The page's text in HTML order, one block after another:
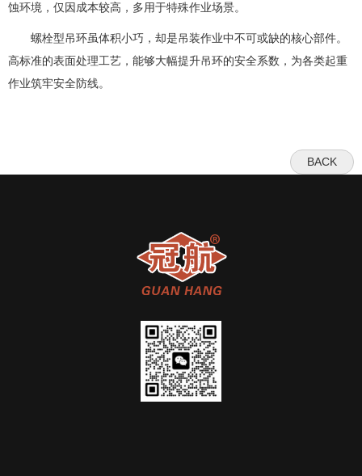
蚀环境，仅因成本较高，多用于特殊作业场景。
螺栓型吊环虽体积小巧，却是吊装作业中不可或缺的核心部件。
高标准的表面处理工艺，能够大幅提升吊环的安全系数，为各类起重
作业筑牢安全防线。
BACK